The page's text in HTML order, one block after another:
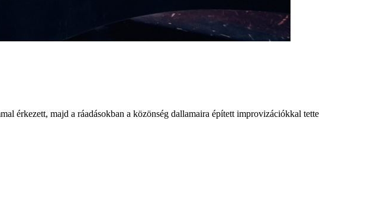
érkezett, majd a ráadásokban a közönség dallamaira épített improvizációkkal tette